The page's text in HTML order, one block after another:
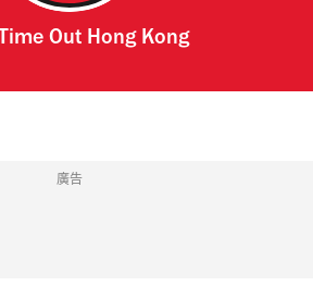
Time Out Hong Kong
廣告